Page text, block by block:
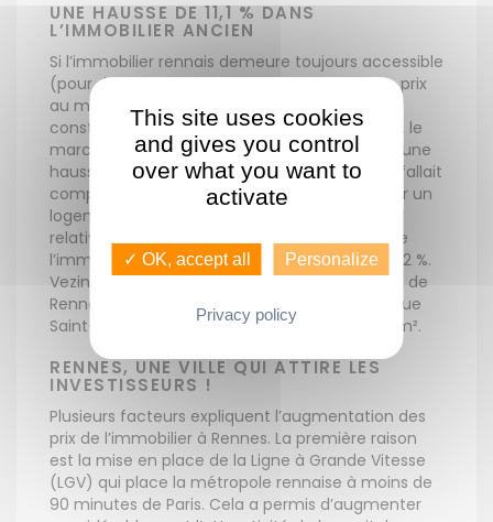
UNE HAUSSE DE 11,1 % DANS
L’IMMOBILIER ANCIEN
Si l’immobilier rennais demeure toujours accessible
(pour devenir propriétaire, il faut compter un prix
au mètre carré de 3 224 €), force est de
constater que les prix ont augmenté ! En 2018, le
marché immobilier ancien à Rennes a connu une
hausse de 11,1 %, en comparaison avec 2017. Il fallait
compter 176 368 € en moyenne pour acquérir un
logement. Rassurez-vous, ces chiffres sont à
relativiser car sur le dernier trimestre, le prix de
l’immobilier rennais a enregistré un recul de 3,2 %.
Vezin-le-Coquet est la commune à proximité de
Rennes la moins chère (2 457 €/m²), tandis que
Saint-Grégoire est la plus chère avec 3 011 €/m².
RENNES, UNE VILLE QUI ATTIRE LES
INVESTISSEURS !
Plusieurs facteurs expliquent l’augmentation des
prix de l’immobilier à Rennes. La première raison
est la mise en place de la Ligne à Grande Vitesse
(LGV) qui place la métropole rennaise à moins de
90 minutes de Paris. Cela a permis d’augmenter
This site uses cookies
and gives you control
over what you want to
activate
✓ OK, accept all Personalize
Privacy policy